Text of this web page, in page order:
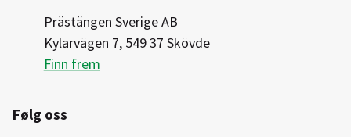
Prästängen Sverige AB
Kylarvägen 7, 549 37 Skövde
Finn frem
Følg oss